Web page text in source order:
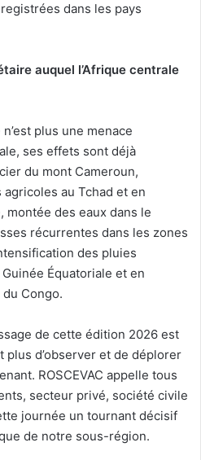
dans les pays
auquel l’Afrique centrale
plus une menace
ses effets sont déjà
du mont Cameroun,
au Tchad et en
montée des eaux dans le
récurrentes dans les zones
des pluies
Équatoriale et en
Congo.
de cette édition 2026 est
d’observer et de déplorer
ROSCEVAC appelle tous
secteur privé, société civile
journée un tournant décisif
de notre sous-région.